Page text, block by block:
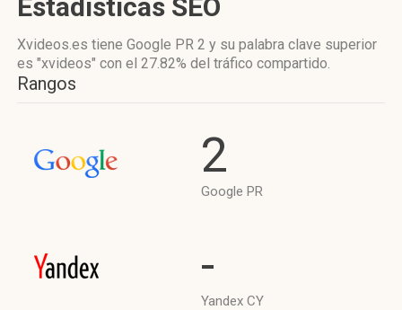
Estadísticas SEO
Xvideos.es tiene Google PR 2 y su palabra clave superior
es "xvideos" con el 27.82% del tráfico compartido.
Rangos
2
Google PR
-
Yandex CY